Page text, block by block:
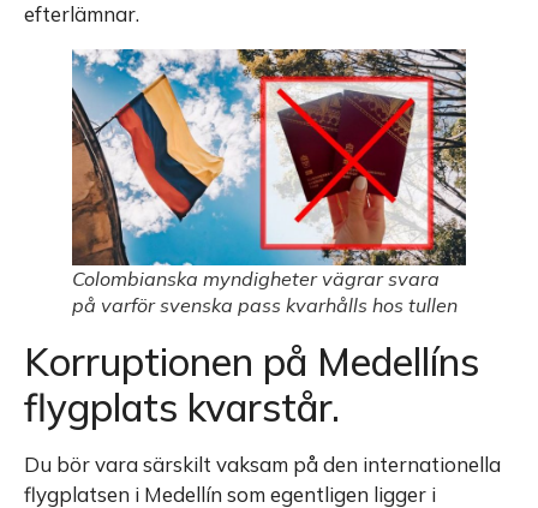
efterlämnar.
Colombianska myndigheter vägrar svara
på varför svenska pass kvarhålls hos tullen
Korruptionen på Medellíns
flygplats kvarstår.
Du bör vara särskilt vaksam på den internationella
flygplatsen i Medellín som egentligen ligger i